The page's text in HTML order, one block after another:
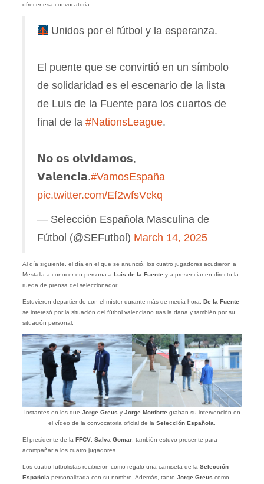
ofrecer esa convocatoria.
Unidos por el fútbol y la esperanza.
El puente que se convirtió en un símbolo
de solidaridad es el escenario de la lista
de Luis de la Fuente para los cuartos de
final de la #NationsLeague.
𝗡𝗼 𝗼𝘀 𝗼𝗹𝘃𝗶𝗱𝗮𝗺𝗼𝘀,
𝗩𝗮𝗹𝗲𝗻𝗰𝗶𝗮.#VamosEspaña
pic.twitter.com/Ef2wfsVckq
— Selección Española Masculina de
Fútbol (@SEFutbol) March 14, 2025
Al día siguiente, el día en el que se anunció, los cuatro jugadores acudieron a
Mestalla a conocer en persona a Luis de la Fuentey a presenciar en directo la
rueda de prensa del seleccionador.
Estuvieron departiendo con el míster durante más de media hora. De la Fuente
se interesó por la situación del fútbol valenciano tras la dana y también por su
situación personal.
Instantes en los que Jorge Greus y Jorge Monfortegraban su intervención en
el vídeo de la convocatoria oficial de la Selección Española
El presidente de la FFCV, Salva Gomar, también estuvo presente para
acompañar a los cuatro jugadores.
Los cuatro futbolistas recibieron como regalo una camiseta de la Selección
Española personalizada con su nombre. Además, tanto Jorge Greus como